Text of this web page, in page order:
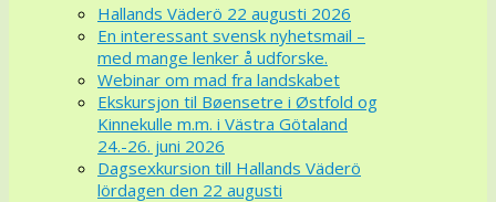
Hallands Väderö 22 augusti 2026
En interessant svensk nyhetsmail –
med mange lenker å udforske.
Webinar om mad fra landskabet
Ekskursjon til Bøensetre i Østfold og
Kinnekulle m.m. i Västra Götaland
24.-26. juni 2026
Dagsexkursion till Hallands Väderö
lördagen den 22 augusti